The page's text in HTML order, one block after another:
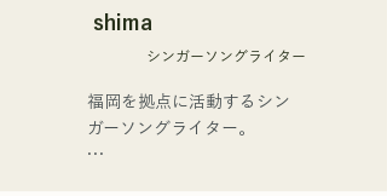
それらの楽曲を揃えた自身
初のフルアルバム「ONE
2025.12.31にリリースし、
iTunesカントリーアルバム
12月より、山口県の地元イ
地元音楽イベントやライブ
ハウスを中心にパフォーマ
ンスをしている。
shima
シンガーソングライター
福岡を拠点に活動するシン
ガーソングライター。